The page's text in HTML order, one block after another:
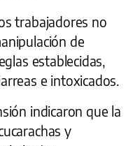
trabajadores no
de
establecidas,
e intoxicados.
indicaron que la
y